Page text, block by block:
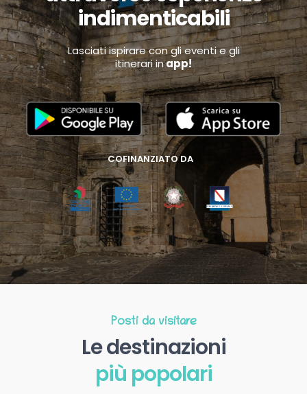
indimenticabili
Lasciati ispirare con gli eventi e gli
itinerari inapp!
COFINANZIATO DA
Posti da visitare
Le destinazioni
più popolari